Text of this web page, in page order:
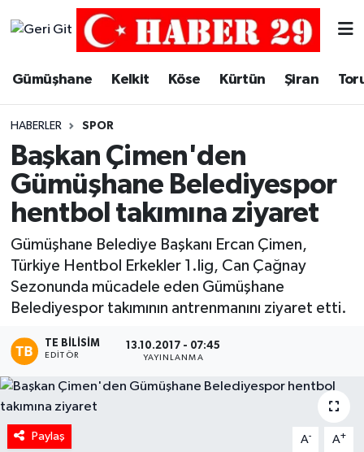
Gümüşhane Kelkit Köse Kürtün Şiran
HABERLER SPOR
Başkan Çimen'den
Gümüşhane Belediyespor
hentbol takımına ziyaret
Gümüşhane Belediye Başkanı Ercan Çimen,
Türkiye Hentbol Erkekler 1.lig, Can Çağnay
Sezonunda mücadele eden Gümüşhane
Belediyespor takımının antrenmanını ziyaret etti.
TE BILISIM
EDITÖR
13.10.2017 - 07:45
YAYINLANMA
Paylaş A- A+
Merkez Trafik Yoğunluk Haritası
Süper Lig Puan Durumu ve Fikstür
Tüm Manşetler
Haber Arşivi